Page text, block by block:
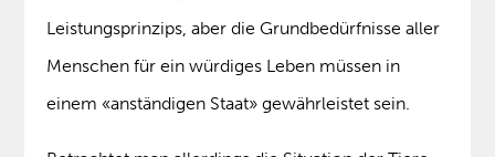
Leistungsprinzips, aber die Grundbedürfnisse aller
Menschen für ein würdiges Leben müssen in
einem «anständigen Staat» gewährleistet sein.